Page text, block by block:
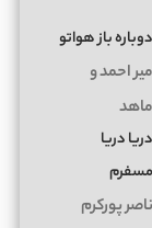
دوباره باز هواتو
میر احمد و
ماهد
دریا دریا
مسفرم
ناصر پورکرم